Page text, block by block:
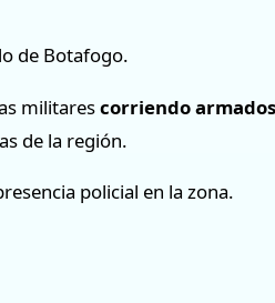
de Botafogo.
militarescorriendo
de la región.
policial en la zona.